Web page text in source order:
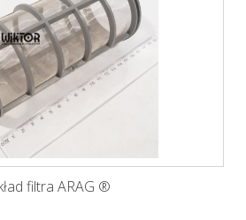
filtra ARAG ®